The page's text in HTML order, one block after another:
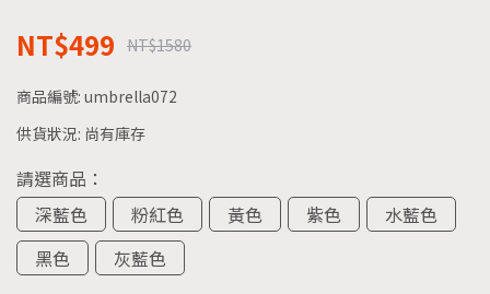
NT$499 NT$1580
商品編號: umbrella072
供貨狀況: 尚有庫存
請選商品：
深藍色
粉紅色 黃色 紫色
水藍色
黑色
灰藍色